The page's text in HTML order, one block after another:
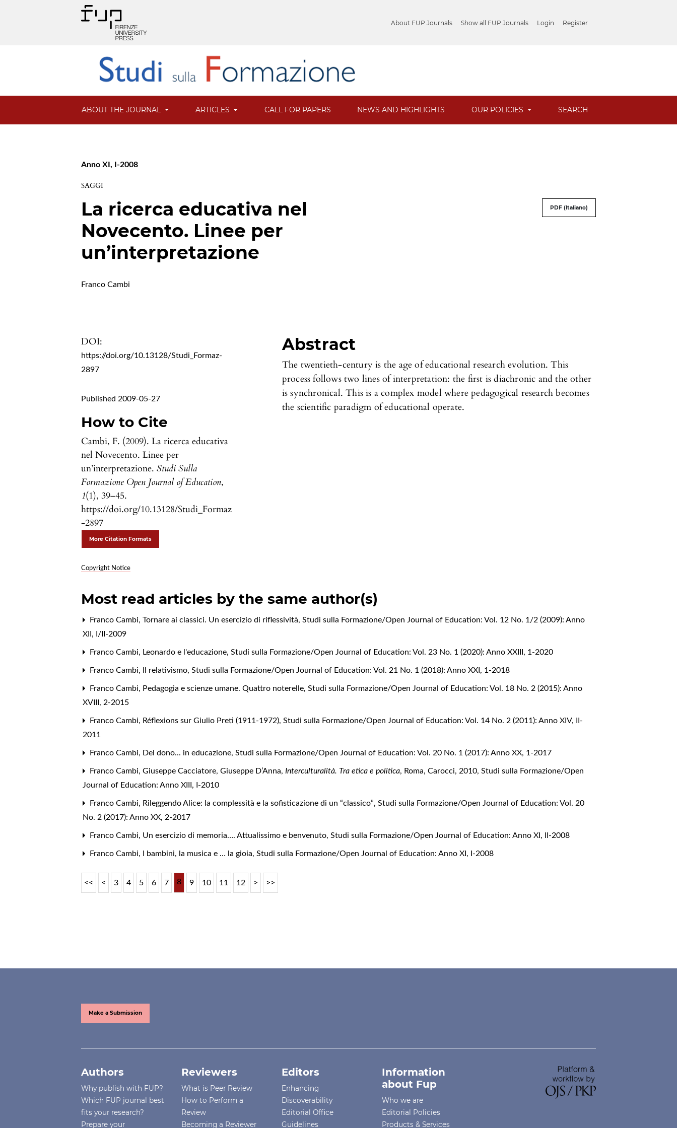
About FUP Journals Show all FUP Journals Login Register
ABOUT THE JOURNAL ARTICLES CALL FOR PAPERS NEWS AND HIGHLIGHTS OUR POLICIES SEARCH
Anno XI, I-2008
SAGGI
La ricerca educativa nel
Novecento. Linee per
un’interpretazione
PDF (Italiano)
Franco Cambi
DOI:
https://doi.org/10.13128/Studi_Formaz-
2897
Published 2009-05-27
How to Cite
Cambi, F. (2009). La ricerca educativa
nel Novecento. Linee per
un’interpretazione.Studi Sulla
Formazione Open Journal of Education,
1(1), 39–45.
https://doi.org/10.13128/Studi_Formaz
-2897
More Citation Formats
Copyright Notice
Abstract
The twentieth-century is the age of educational research evolution. This
process follows two lines of interpretation: the first is diachronic and the other
is synchronical. This is a complex model where pedagogical research becomes
the scientific paradigm of educational operate.
Most read articles by the same author(s)
Franco Cambi,Tornare ai classici. Un esercizio di riflessività,Studi sulla Formazione/Open Journal of Education: Vol. 12 No. 1/2 (2009): Anno
XII, I/II-2009
Franco Cambi, Leonardo e l'educazione,Studi sulla Formazione/Open Journal of Education: Vol. 23 No. 1 (2020): Anno XXIII, 1-2020
Franco Cambi, Il relativismo,Studi sulla Formazione/Open Journal of Education: Vol. 21 No. 1 (2018): Anno XXI, 1-2018
Franco Cambi, Pedagogia e scienze umane. Quattro noterelle,Studi sulla Formazione/Open Journal of Education: Vol. 18 No. 2 (2015): Anno
XVIII, 2-2015
Franco Cambi, Réflexions sur Giulio Preti (1911-1972),Studi sulla Formazione/Open Journal of Education: Vol. 14 No. 2 (2011): Anno XIV, II-
2011
Franco Cambi, Del dono... in educazione,Studi sulla Formazione/Open Journal of Education: Vol. 20 No. 1 (2017): Anno XX, 1-2017
Franco Cambi,Giuseppe Cacciatore, Giuseppe D’Anna,Interculturalità. Tra etica e politica, Roma, Carocci, 2010,Studi sulla Formazione/Open
Journal of Education: Anno XIII, I-2010
Franco Cambi, Rileggendo Alice: la complessità e la sofisticazione di un “classico”,Studi sulla Formazione/Open Journal of Education: Vol. 20
No. 2 (2017): Anno XX, 2-2017
Franco Cambi, Un esercizio di memoria…. Attualissimo e benvenuto,Studi sulla Formazione/Open Journal of Education: Anno XI, II-2008
Franco Cambi, I bambini, la musica e … la gioia,Studi sulla Formazione/Open Journal of Education: Anno XI, I-2008
<< < 3 4 5 6 7 8 9 10 11 12 > >>
Make a Submission
Authors
Why publish with FUP?
Which FUP journal best
fits your research?
Prepare your
Reviewers
What is Peer Review
How to Perform a
Review
Becoming a Reviewer
Editors
Enhancing
Discoverability
Editorial Office
Guidelines
Information
about Fup
Who we are
Editorial Policies
Products & Services